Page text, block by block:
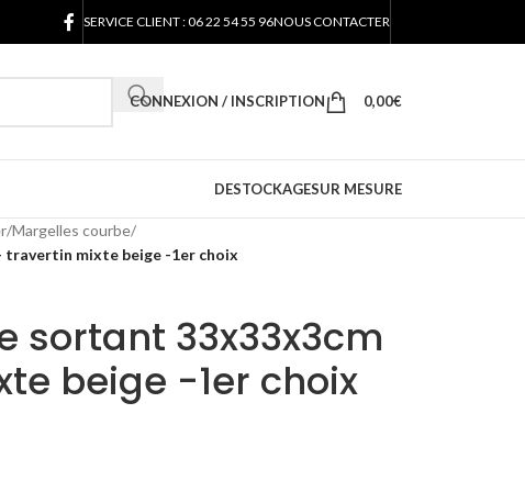
SERVICE CLIENT : 06 22 54 55 96NOUS CONTACTER
CONNEXION / INSCRIPTION 0,00€
DESTOCKAGESUR MESURE
/Margelles courbe/
travertin mixte beige -1er choix
sortant 33x33x3cm
beige -1er choix